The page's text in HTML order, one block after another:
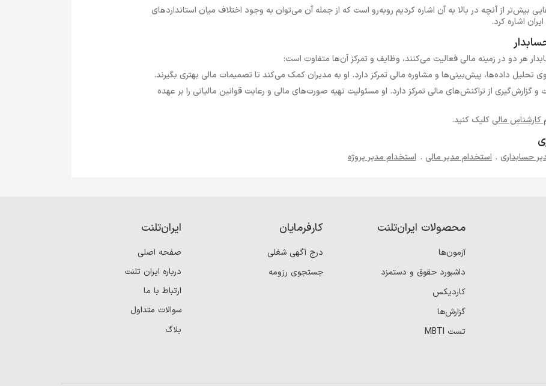
بیش‌تر از آنچه در بالا به آن اشاره کردیم روبه‌رو است که از جمله آن می‌توان به وجود اختلاف میان استانداردهای
اشاره کرد.
هر دو در زمینه مالی فعالیت می‌کنند، وظایف و تمرکز آن‌ها متفاوت است:
تحلیل داده‌ها، پیش‌بینی‌ها و مشاوره مالی تمرکز دارد. او به مدیران کمک می‌کند تا تصمیمات مالی بهتری بگیرند.
و گزارش‌گیری از تراکنش‌های مالی تمرکز دارد. او مسئولیت تهیه صورت‌های مالی و رعایت قوانین مالیاتی را بر عهده
کارشناس مالی کلیک کنید.
حسابداری . استخدام مدیر مالی . استخدام مدیر پروژه
محصولات ایران‌تلنت
آزمون‌ها
داشبورد حقوق و دستمزد
کاردیکس
گزارش‌ها
تست MBTI
کارفرمایان
درج آگهی شغلی
جستجوی رزومه
ایران‌تلنت
صفحه اصلی
درباره ایران تلنت
ارتباط با ما
سوالات متداول
بلاگ